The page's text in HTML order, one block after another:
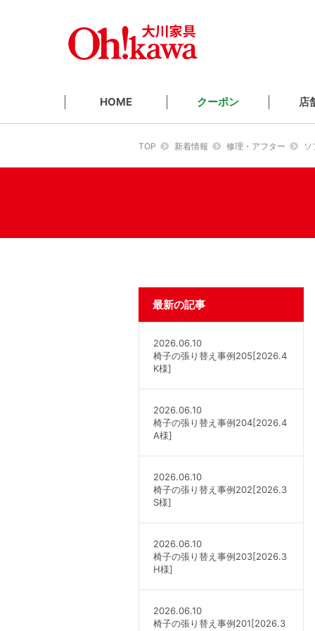
HOME クーポン 店
TOP 新着情報 修理・アフター ソ
最新の記事
2026.06.10
椅子の張り替え事例205[2026.4
K様]
2026.06.10
椅子の張り替え事例204[2026.4
A様]
2026.06.10
椅子の張り替え事例202[2026.3
S様]
2026.06.10
椅子の張り替え事例203[2026.3
H様]
2026.06.10
椅子の張り替え事例201[2026.3